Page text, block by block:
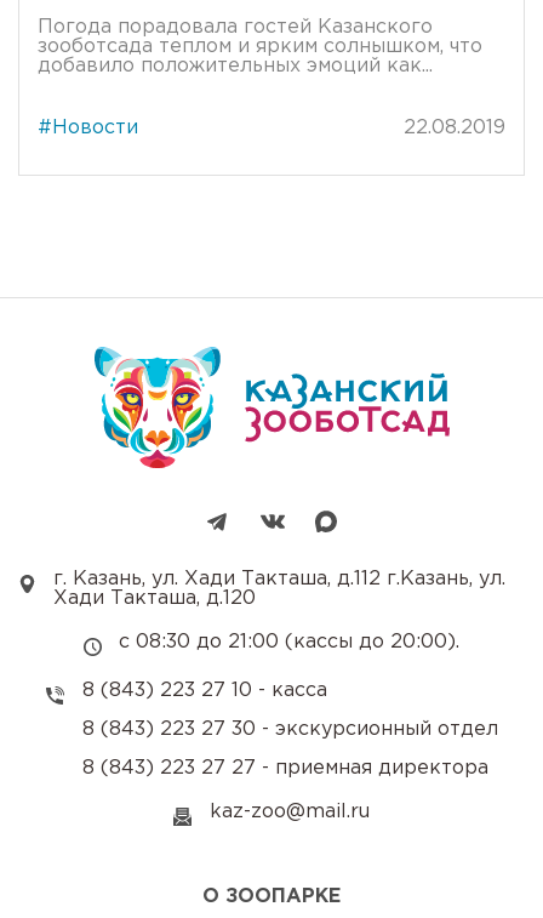
Погода порадовала гостей Казанского
зооботсада теплом и ярким солнышком, что
добавило положительных эмоций как...
#Новости 22.08.2019
О ЗООПАРКЕ
г. Казань, ул. Хади Такташа, д.112 г.Казань, ул.
Хади Такташа, д.120
с 08:30 до 21:00 (кассы до 20:00).
8 (843) 223 27 10 - касса
8 (843) 223 27 30 - экскурсионный отдел
8 (843) 223 27 27 - приемная директора
kaz-zoo@mail.ru